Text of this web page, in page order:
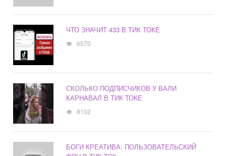
ЧТО ЗНАЧИТ 433 В ТИК ТОКЕ
6570
СКОЛЬКО ПОДПИСЧИКОВ У ВАЛИ
КАРНАВАЛ В ТИК ТОКЕ
8102
БОГИ КРЕАТИВА: ПОЛЬЗОВАТЕЛЬСКИЙ